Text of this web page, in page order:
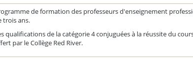
de formation des professeurs d'enseignement
trois ans.
qualifications de la catégorie 4 conjuguées à la réussite du
par le Collège Red River.